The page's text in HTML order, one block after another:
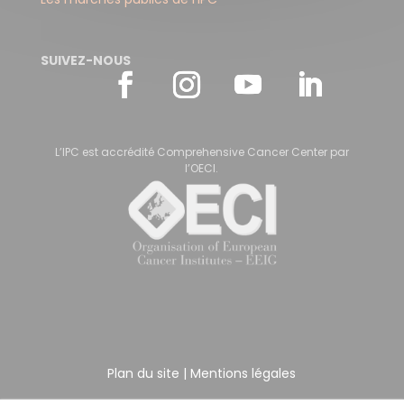
SUIVEZ-NOUS
L’IPC est accrédité Comprehensive Cancer Center par
l’OECI.
Plan du site | Mentions légales